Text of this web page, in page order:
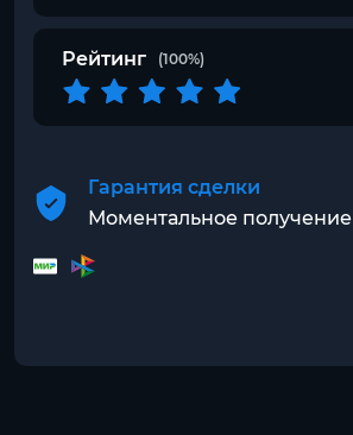
Рейтинг (100%)
Гарантия сделки
Моментальное получение